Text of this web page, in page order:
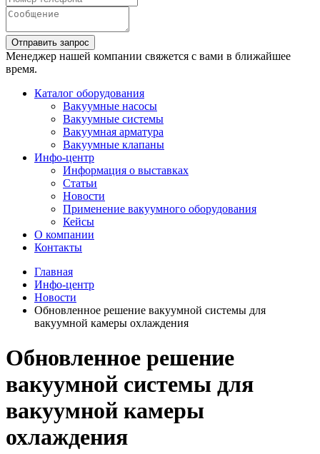
Отправить запрос
Менеджер нашей компании свяжется с вами в ближайшее
время.
Каталог оборудования
Вакуумные насосы
Вакуумные системы
Вакуумная арматура
Вакуумные клапаны
Инфо-центр
Информация о выставках
Статьи
Новости
Применение вакуумного оборудования
Кейсы
О компании
Контакты
Главная
Инфо-центр
Новости
Обновленное решение вакуумной системы для
вакуумной камеры охлаждения
Обновленное решение
вакуумной системы для
вакуумной камеры
охлаждения